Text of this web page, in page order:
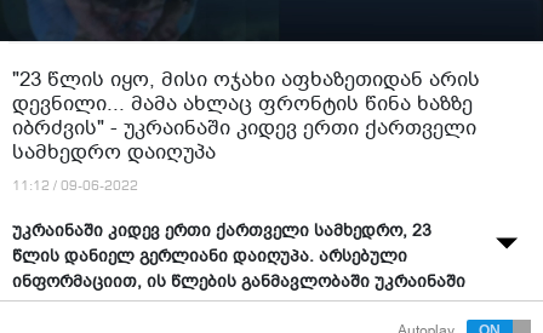
"23 წლის იყო, მისი ოჯახი აფხაზეთიდან არის
დევნილი... მამა ახლაც ფრონტის წინა ხაზზე
იბრძვის" - უკრაინაში კიდევ ერთი ქართველი
სამხედრო დაიღუპა
11:12 / 09-06-2022
უკრაინაში კიდევ ერთი ქართველი სამხედრო, 23
წლის დანიელ გერლიანი დაიღუპა. არსებული
ინფორმაციით, ის წლების განმავლობაში უკრაინაში
ცხოვრობდა.